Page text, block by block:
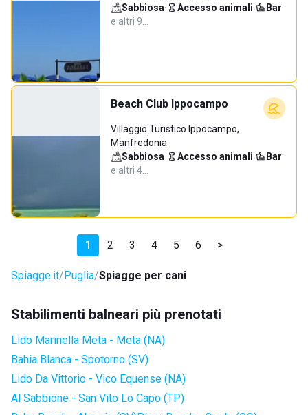
Sabbiosa· Accesso animali· Bar·
e altri 9…
Beach Club Ippocampo
Villaggio Turistico Ippocampo,
Manfredonia
Sabbiosa· Accesso animali· Bar·
e altri 4…
1 2 3 4 5 6 >
Spiagge.it Puglia Spiagge per cani
Stabilimenti balneari più prenotati
Lido Marinella Meta - Meta (NA)
Bahia Blanca - Spotorno (SV)
Lido Da Vittorio - Vico Equense (NA)
Al Sabbione - San Vito Lo Capo (TP)